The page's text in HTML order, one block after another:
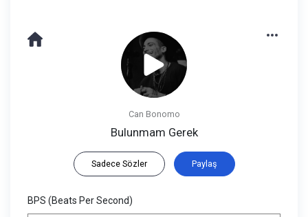
Can Bonomo
Bulunmam Gerek
Sadece Sözler Paylaş
BPS (Beats Per Second)